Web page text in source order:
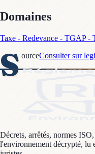
Domaines
Taxe - Redevance - TGAP
S ourceConsulter sur
Décrets, arrêtés, normes
l'environnement décrypté, lu